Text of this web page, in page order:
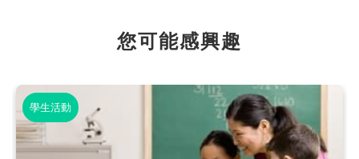
您可能感興趣
學生活動